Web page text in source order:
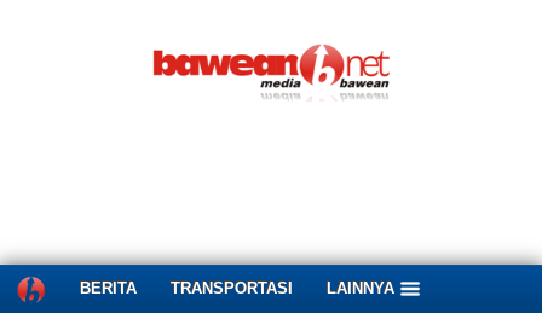
BERITA TRANSPORTASI LAINNYA